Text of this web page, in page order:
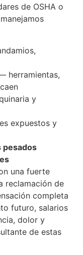
de OSHA o
herramientas,
y
expuestos y
pesados
una fuerte
reclamación de
completa
futuro, salarios
dolor y
de estas